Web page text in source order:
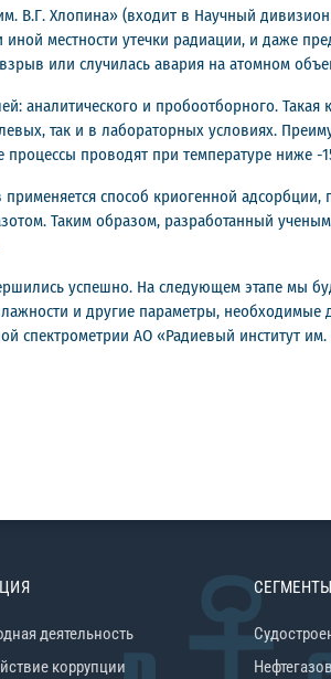
В.Г. Хлопина» (входит в Научный
иной местности утечки радиации, и даже
или случилась авария на атомном
аналитического и пробоотборного. Такая
так и в лабораторных условиях.
проводят при температуре ниже -
способ криогенной
Таким образом, разработанный
успешно. На следующем этапе мы
и другие параметры,
спектрометрии АО «Радиевый институт им.
деятельность
коррупции
СЕГМЕНТЫ